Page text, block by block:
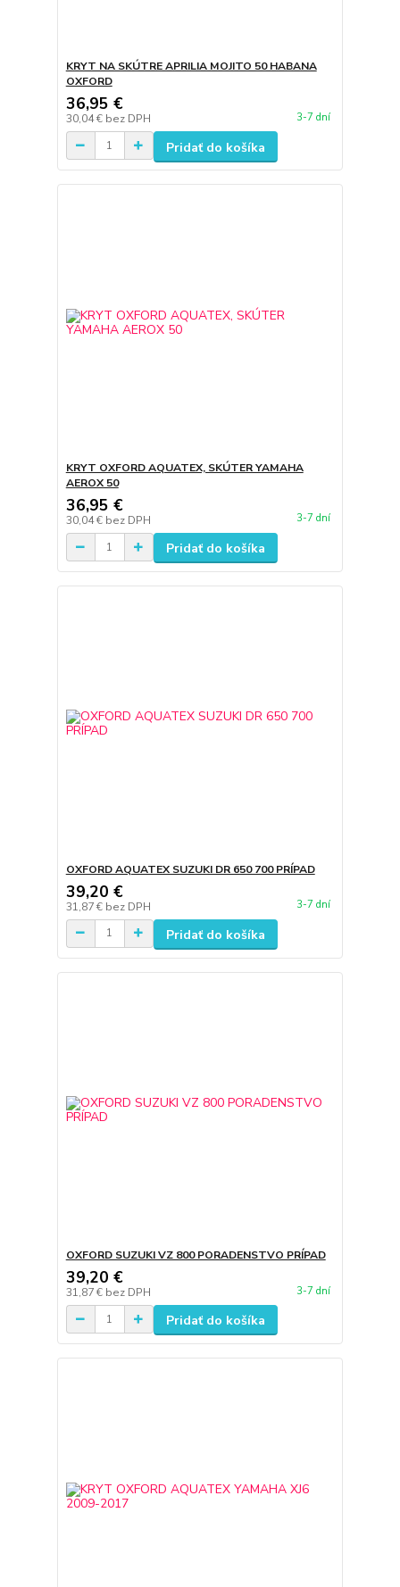
KRYT NA SKÚTRE APRILIA MOJITO 50 HABANA
OXFORD
36,95 €
30,04 € bez DPH 3-7 dní
Pridať do košíka
KRYT OXFORD AQUATEX, SKÚTER YAMAHA
AEROX 50
36,95 €
30,04 € bez DPH 3-7 dní
Pridať do košíka
OXFORD AQUATEX SUZUKI DR 650 700 PRÍPAD
39,20 €
31,87 € bez DPH 3-7 dní
Pridať do košíka
OXFORD SUZUKI VZ 800 PORADENSTVO PRÍPAD
39,20 €
31,87 € bez DPH 3-7 dní
Pridať do košíka